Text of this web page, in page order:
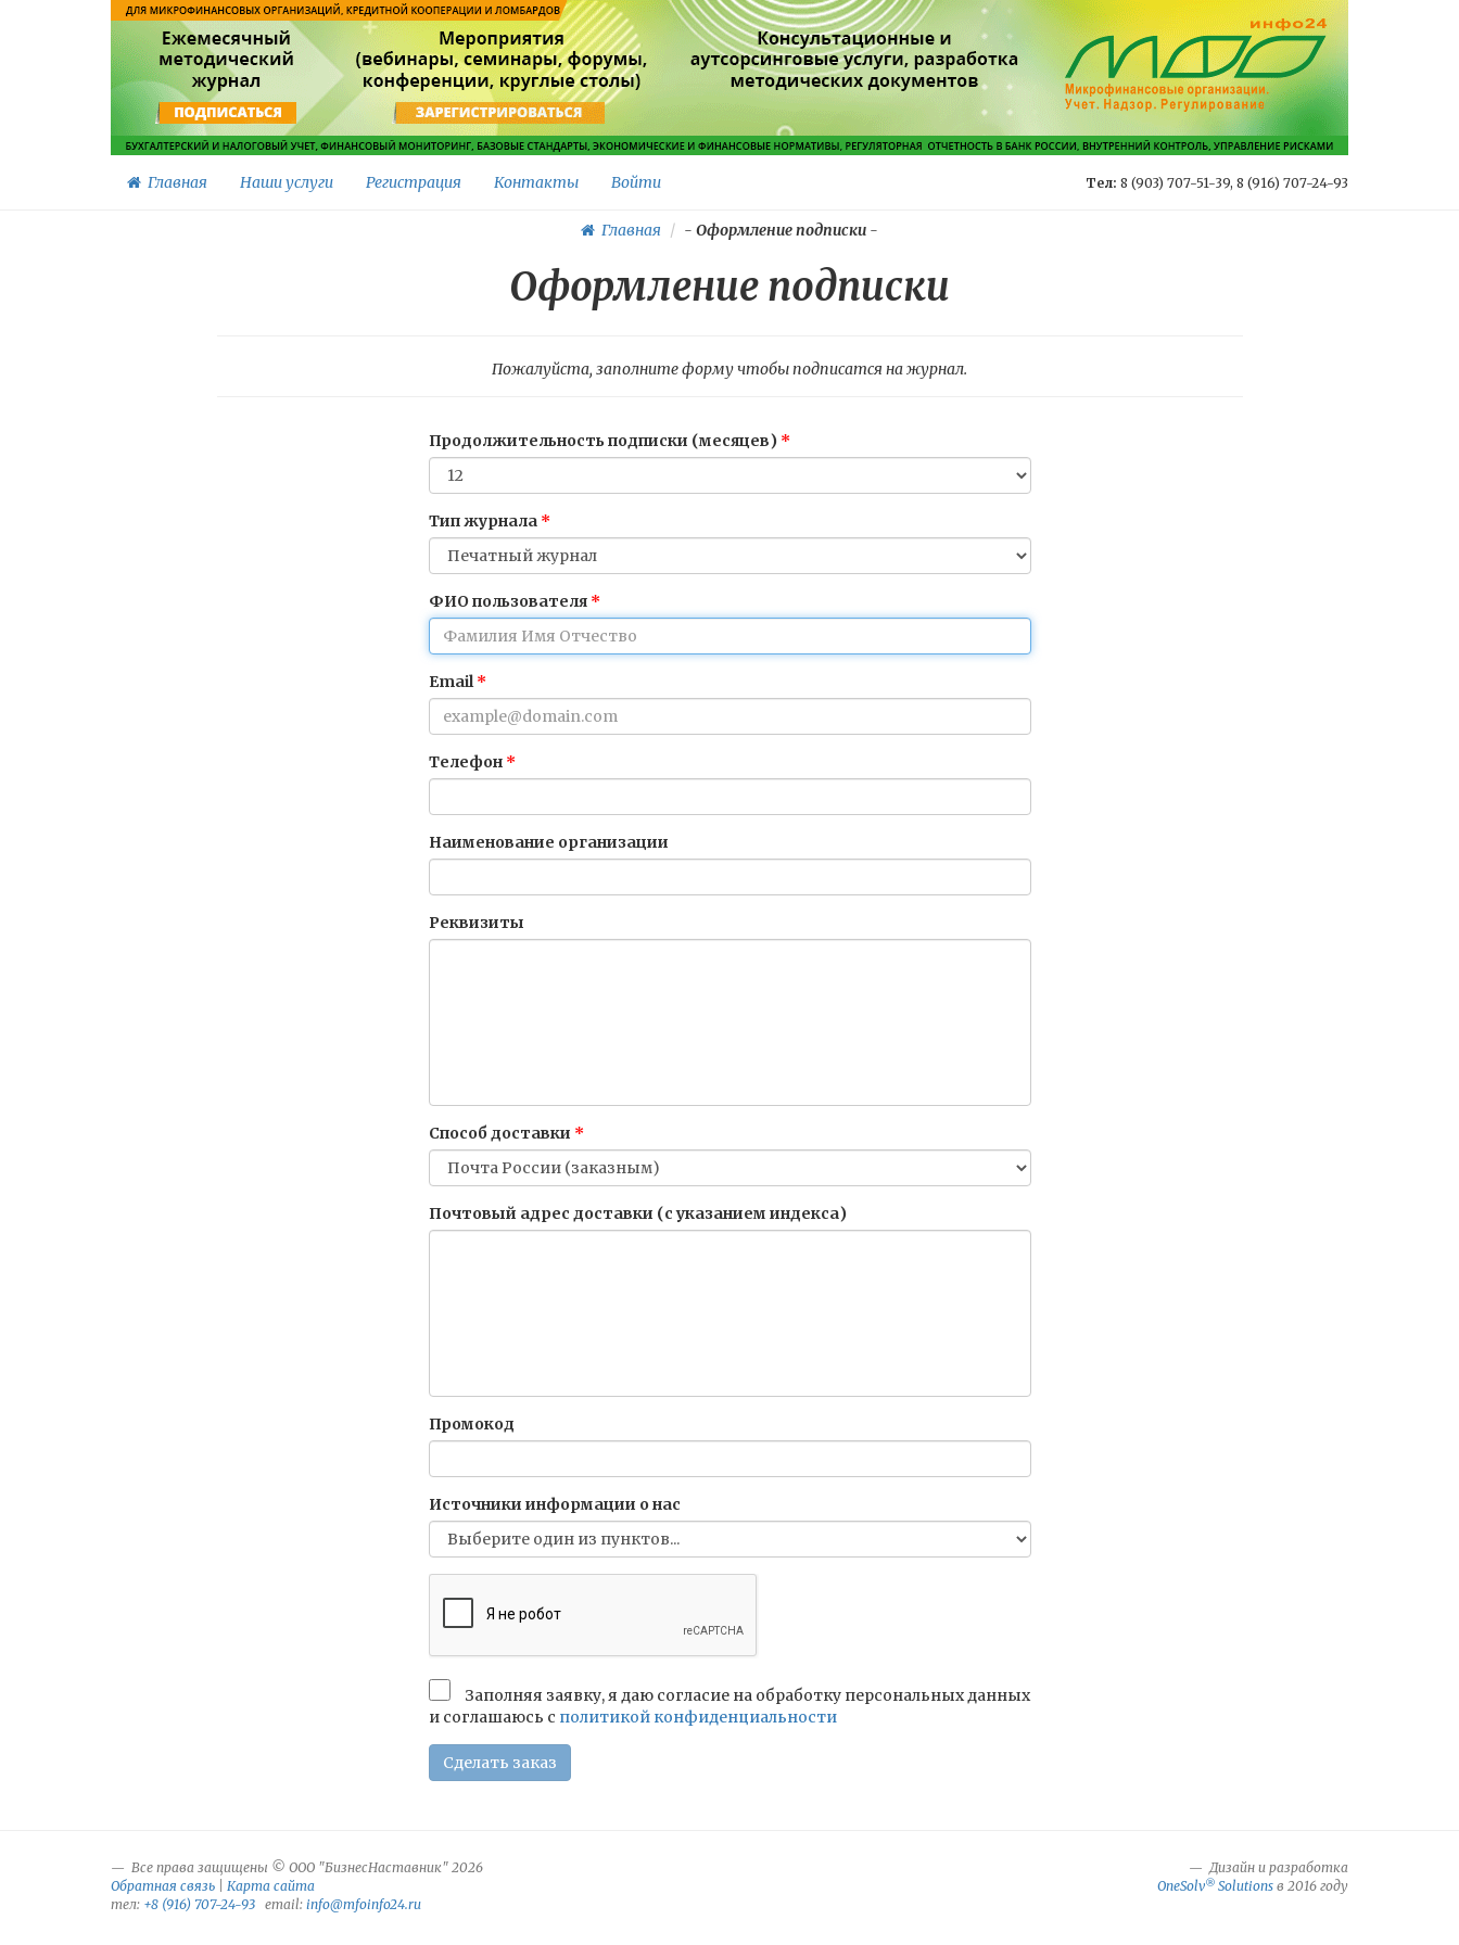
Главная Наши услуги Регистрация Контакты Войти Тел: 8 (903) 707-51-39, 8 (916) 707-24-93
Главная - Оформление подписки -
Оформление подписки
Пожалуйста, заполните форму чтобы подписатся на журнал.
Продолжительность подписки (месяцев)
Тип журнала
ФИО пользователя
Email
Телефон
Наименование организации
Реквизиты
Способ доставки
Почтовый адрес доставки (с указанием индекса)
Промокод
Источники информации о нас
Заполняя заявку, я даю согласие на обработку персональных данных
и соглашаюсь c политикой конфиденциальности
Сделать заказ
Все права защищены © ООО "БизнесНаставник" 2026
Обратная связь
Карта сайта
тел: +8 (916) 707-24-93 email: info@mfoinfo24.ru
Дизайн и разработка
OneSolv® Solutions в 2016 году